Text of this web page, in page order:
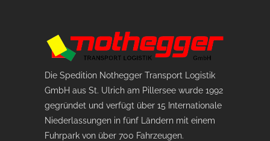
Die Spedition Nothegger Transport Logistik
GmbH aus St. Ulrich am Pillersee wurde 1992
gegründet und verfügt über 15 Internationale
Niederlassungen in fünf Ländern mit einem
Fuhrpark von über 700 Fahrzeugen.